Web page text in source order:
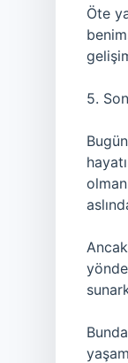
Öte
5.